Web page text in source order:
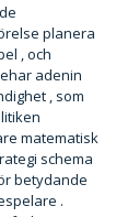
planera
, och
adenin
, som
matematisk
schema
betydande
.